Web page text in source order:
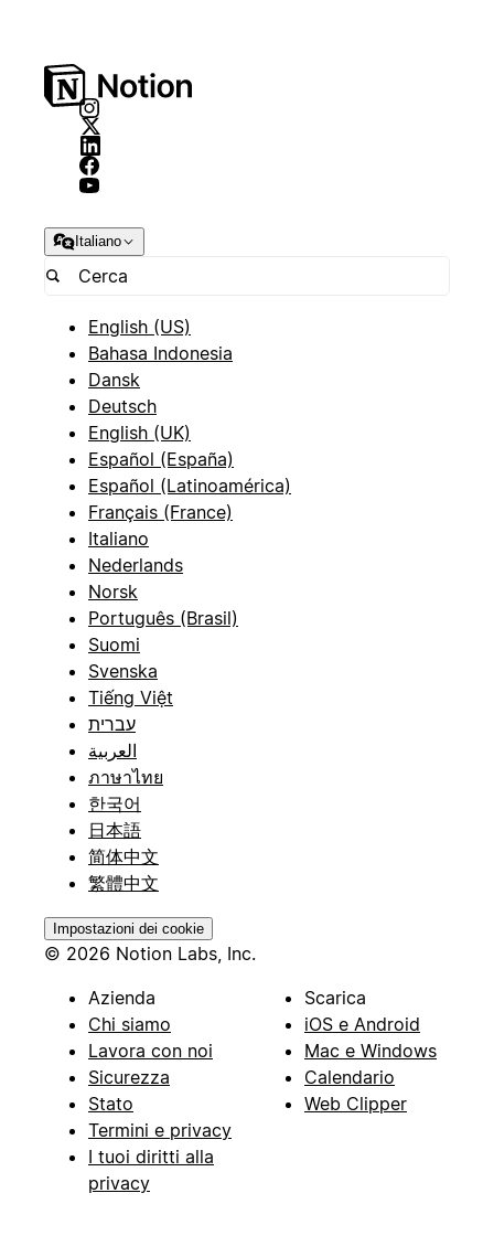
Italiano
English (US)
Bahasa Indonesia
Dansk
Deutsch
English (UK)
Español (España)
Español (Latinoamérica)
Français (France)
Italiano
Nederlands
Norsk
Português (Brasil)
Suomi
Svenska
Tiếng Việt
עברית
العربية
ภาษาไทย
한국어
日本語
简体中文
繁體中文
Impostazioni dei cookie
© 2026 Notion Labs, Inc.
Azienda
Chi siamo
Lavora con noi
Sicurezza
Stato
Termini e privacy
I tuoi diritti alla
privacy
Scarica
iOS e Android
Mac e Windows
Calendario
Web Clipper